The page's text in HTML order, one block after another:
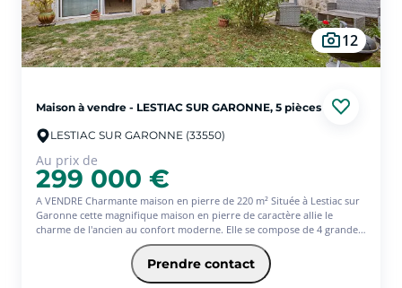
12
Maison à vendre - LESTIAC SUR GARONNE, 5 pièces
LESTIAC SUR GARONNE (33550)
Au prix de
299 000 €
A VENDRE Charmante maison en pierre de 220 m² Située à Lestiac sur
Garonne cette magnifique maison en pierre de caractère allie le
charme de l'ancien au confort moderne. Elle se compose de 4 grandes
chambres idéales pour accueillir sa famille ou recevoir des invités,
ainsi qu'une spacieuse pièce de vie pour partager des moments
conviviaux. Vous profiterez également d'un jardin arboré agréable,
Prendre contact